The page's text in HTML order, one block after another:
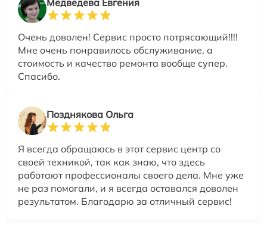
Медведева Евгения
Очень доволен! Сервис просто потрясающий!!!!
Мне очень понравилось обслуживание, а
стоимость и качество ремонта вообще супер.
Спасибо.
Позднякова Ольга
Я всегда обращаюсь в этот сервис центр со
своей техникой, так как знаю, что здесь
работают профессионалы своего дела. Мне уже
не раз помогали, и я всегда оставался доволен
результатом. Благодарю за отличный сервис!